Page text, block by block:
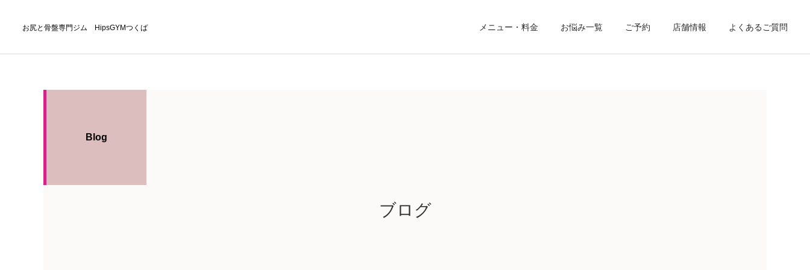
お尻と骨盤専門ジム HipsGYMつくば メニュー・料金 お悩み一覧 ご予約 店舗情報 よくあるご質問
ブログ
Blog